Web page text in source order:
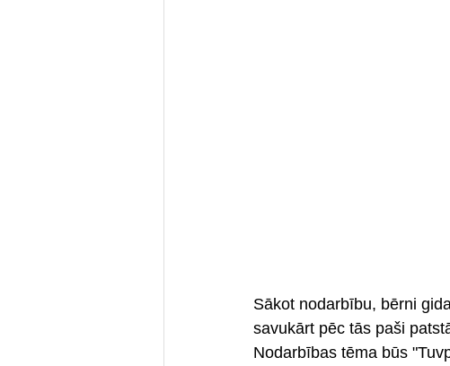
Sākot nodarbību, bērni
savukārt pēc tās paši
Nodarbības tēma būs